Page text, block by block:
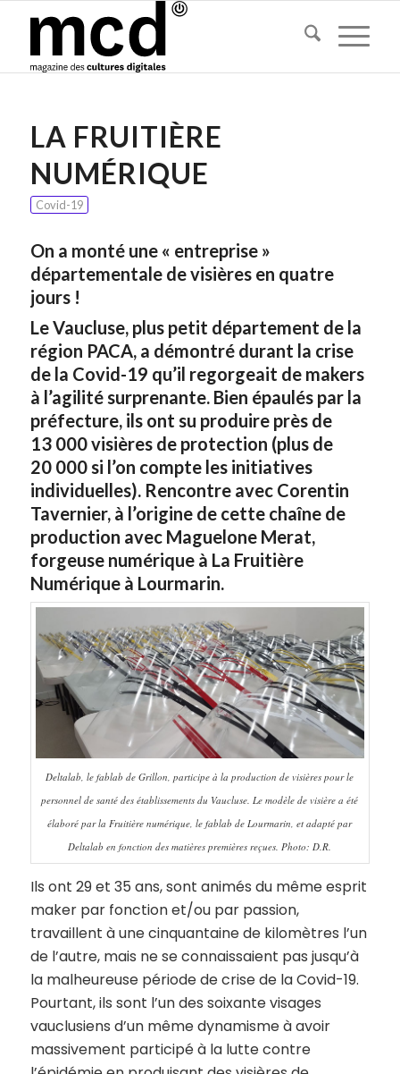
LA FRUITIÈRE
NUMÉRIQUE
Covid-19
On a monté une « entreprise »
départementale de visières en quatre
jours !
Le Vaucluse, plus petit département de la
région PACA, a démontré durant la crise
de la Covid-19 qu’il regorgeait de makers
à l’agilité surprenante. Bien épaulés par la
préfecture, ils ont su produire près de
13 000 visières de protection (plus de
20 000 si l’on compte les initiatives
individuelles). Rencontre avec Corentin
Tavernier, à l’origine de cette chaîne de
production avec Maguelone Merat,
forgeuse numérique à La Fruitière
Numérique à Lourmarin.
Deltalab, le fablab de Grillon, participe à la production de visières pour le
personnel de santé des établissements du Vaucluse. Le modèle de visière a été
élaboré par la Fruitière numérique, le fablab de Lourmarin, et adapté par
Deltalab en fonction des matières premières reçues. Photo: D.R.
Ils ont 29 et 35 ans, sont animés du même esprit
maker par fonction et/ou par passion,
travaillent à une cinquantaine de kilomètres l’un
de l’autre, mais ne se connaissaient pas jusqu’à
la malheureuse période de crise de la Covid-19.
Pourtant, ils sont l’un des soixante visages
vauclusiens d’un même dynamisme à avoir
massivement participé à la lutte contre